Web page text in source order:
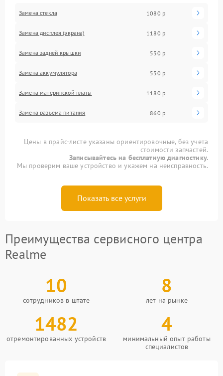
Замена стекла 1080 р
Замена дисплея (экрана) 1180 р
Замена задней крышки 530 р
Замена аккумулятора 530 р
Замена материнской платы 1180 р
Замена разъема питания 860 р
Цены в прайс-листе указаны ориентировочные, без учета
стоимости запчастей.
Записывайтесь на бесплатную диагностику.
Мы проверим ваше устройство и укажем на неисправность.
Показать все услуги
Преимущества сервисного центра
Realme
10
сотрудников в штате
8
лет на рынке
1482
отремонтированных устройств
4
минимальный опыт работы
специалистов